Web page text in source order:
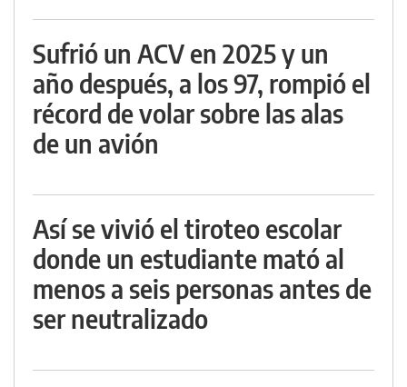
Sufrió un ACV en 2025 y un
año después, a los 97, rompió el
récord de volar sobre las alas
de un avión
Así se vivió el tiroteo escolar
donde un estudiante mató al
menos a seis personas antes de
ser neutralizado